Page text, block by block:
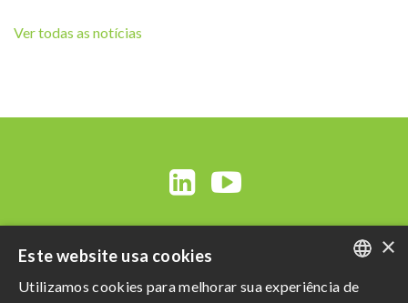
Ver todas as notícias
PORTUGUESE
×
Este website usa cookies
Utilizamos cookies para melhorar sua experiência de